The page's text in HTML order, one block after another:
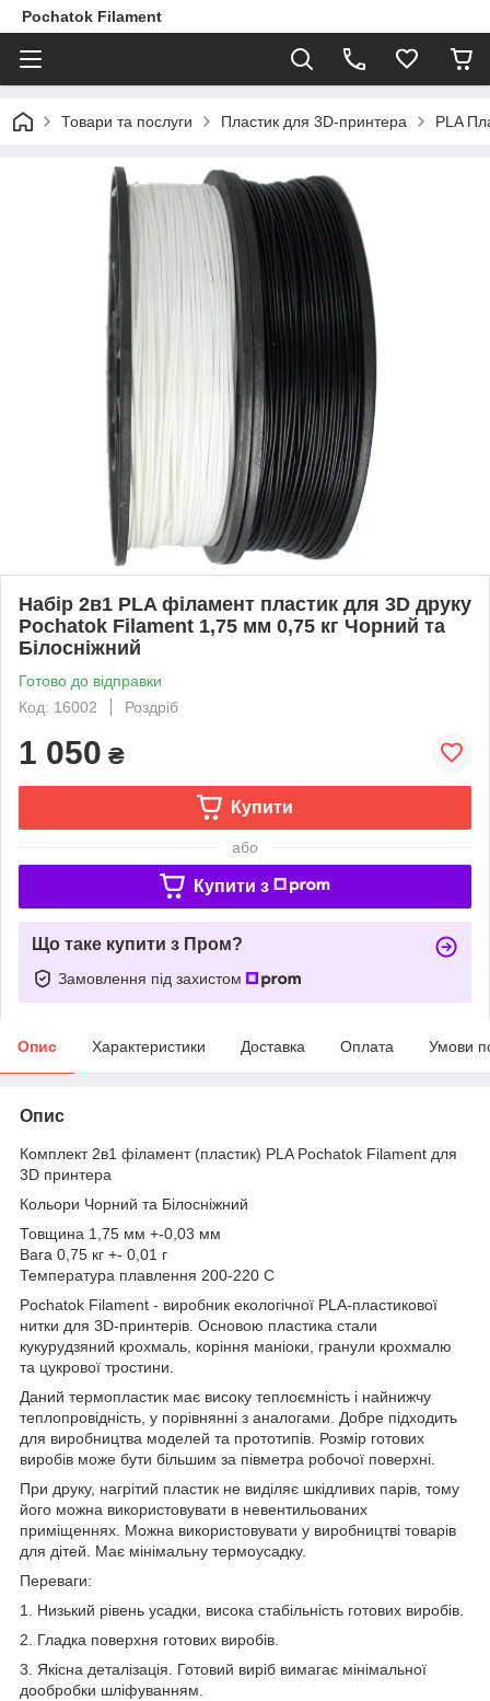
Pochatok Filament
Товари та послуги Пластик для 3D-принтера PLA
Набір 2в1 PLA філамент пластик для 3D друку
Pochatok Filament 1,75 мм 0,75 кг Чорний та
Білосніжний
Готово до відправки
Код: 16002
Роздріб
1 050 ₴
Купити
або
Купити з
Що таке купити з Пром?
Замовлення під захистом
Опис Характеристики Доставка Оплата Умови
Опис
Комплект 2в1 філамент (пластик) PLA Pochatok Filament для
3D принтера
Кольори Чорний та Білосніжний
Товщина 1,75 мм +-0,03 мм
Вага 0,75 кг +- 0,01 г
Температура плавлення 200-220 С
Pochatok Filament - виробник екологічної PLA-пластикової
нитки для 3D-принтерів. Основою пластика стали
кукурудзяний крохмаль, коріння маніоки, гранули крохмалю
та цукрової тростини.
Даний термопластик має високу теплоємність і найнижчу
теплопровідність, у порівнянні з аналогами. Добре підходить
для виробництва моделей та прототипів. Розмір готових
виробів може бути більшим за півметра робочої поверхні.
При друку, нагрітий пластик не виділяє шкідливих парів, тому
його можна використовувати в невентильованих
приміщеннях. Можна використовувати у виробництві товарів
для дітей. Має мінімальну термоусадку.
Переваги:
1. Низький рівень усадки, висока стабільність готових виробів.
2. Гладка поверхня готових виробів.
3. Якісна деталізація. Готовий виріб вимагає мінімальної
дообробки шліфуванням.